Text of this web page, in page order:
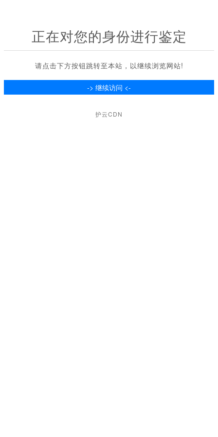
正在对您的身份进行鉴定
请点击下方按钮跳转至本站，以继续浏览网站!
护云CDN